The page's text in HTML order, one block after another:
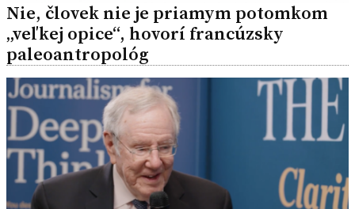
Nie, človek nie je priamym potomkom
„veľkej opice“, hovorí francúzsky
paleoantropológ